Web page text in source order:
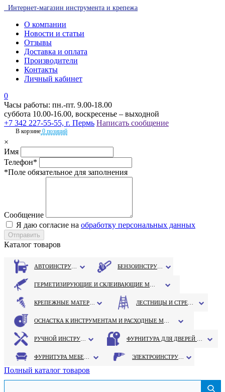
Интернет-магазин инструмента и крепежа
О компании
Новости и статьи
Отзывы
Доставка и оплата
Производители
Контакты
Личный кабинет
0
Часы работы: пн.-пт. 9.00-18.00
суббота 10.00-16.00, воскресенье – выходной
+7 342 227-55-55, г. Пермь Написать сообщение
В корзине 0 позиций
×
Имя
Телефон*
*Поле обязательное для заполнения
Сообщение
Я даю согласие на обработку персональных данных
Каталог товаров
Полный каталог товаров